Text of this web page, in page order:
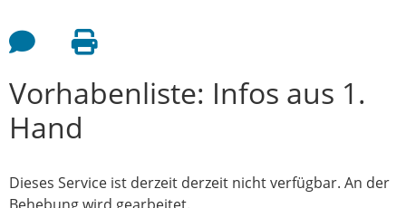
Feedback an Autor
Seite drucken
Vorhabenliste: Infos aus 1.
Hand
Dieses Service ist derzeit derzeit nicht verfügbar. An der
Behebung wird gearbeitet.